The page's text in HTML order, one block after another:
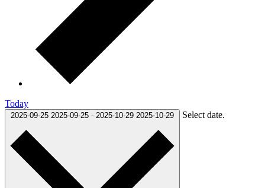
Today
2025-09-25 2025-09-25 - 2025-10-29 2025-10-29 Select date.